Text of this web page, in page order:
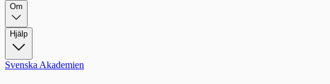
Om
Hjälp
Svenska Akademien